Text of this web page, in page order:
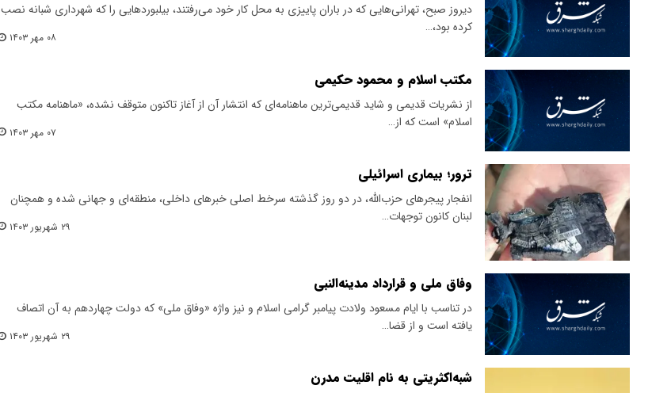
دیروز صبح، تهرانی‌هایی که در باران پاییزی به محل کار خود می‌رفتند، بیلبوردهایی را که شهرداری شبانه نصب
کرده بود،…
۰۸ مهر ۱۴۰۳
مکتب اسلام و محمود حکیمی
از نشریات قدیمی و شاید قدیمی‌ترین ماهنامه‌ای که انتشار آن از آغاز تاکنون متوقف نشده، «ماهنامه مکتب
اسلام» است که از…
۰۷ مهر ۱۴۰۳
ترور؛ بیماری اسرائیلی
انفجار پیجرهای حزب‌الله، در دو روز گذشته ‌سرخط اصلی خبرهای داخلی، منطقه‌ای و جهانی ‌شده ‌و همچنان
لبنان کانون توجهات…
۲۹ شهریور ۱۴۰۳
وفاق ملی و قرارداد مدینه‌النبی
در تناسب با ایام مسعود ولادت پیامبر گرامی اسلام و نیز واژه «وفاق ملی» که دولت چهاردهم به آن اتصاف
یافته است و از قضا…
۲۹ شهریور ۱۴۰۳
شبه‌اکثریتی به نام اقلیت مدرن